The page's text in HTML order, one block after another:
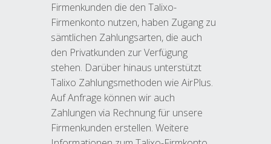
Firmenkunden die den Talixo-
Firmenkonto nutzen, haben Zugang zu
sämtlichen Zahlungsarten, die auch
den Privatkunden zur Verfügung
stehen. Darüber hinaus unterstützt
Talixo Zahlungsmethoden wie AirPlus.
Auf Anfrage können wir auch
Zahlungen via Rechnung für unsere
Firmenkunden erstellen. Weitere